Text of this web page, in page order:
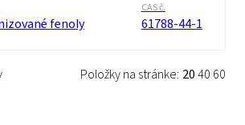
fenoly
CAS č.
61788-44-1
Položky na stránke: 2040 60